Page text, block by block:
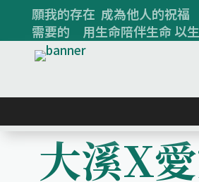
願我的存在 成為他人的祝
需要的 用生命陪伴生命 以
大溪X